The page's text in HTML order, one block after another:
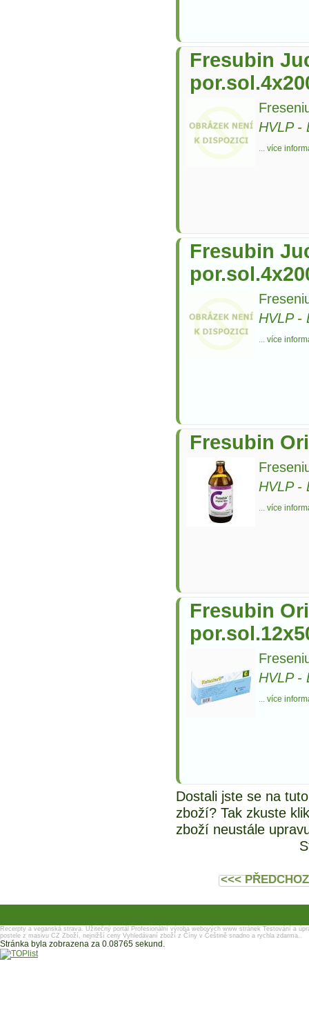
Fresubin
HVLP-
... více
Fresubin
HVLP-
... více
Fresubin
HVLP-
... více
Fresubin
HVLP-
... více
Dostali jste se na
zboží? Tak zkuste
zboží neustále
<<<
Recerpty a veganská strava. Užitečný portál Profesionální výroba webových www stránek Testování a
postele z masivu CZ Zboží, nejnižší ceny Vyhledávaní zboží z Číny v Češtině snadno a rychla zdarma..
Stránka byla zobrazena za 0.08765 sekund.